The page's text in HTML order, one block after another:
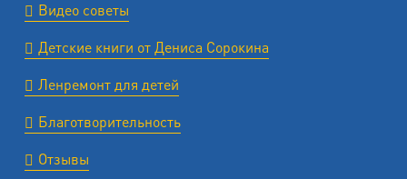
Видео советы
Детские книги от Дениса Сорокина
Ленремонт для детей
Благотворительность
Отзывы